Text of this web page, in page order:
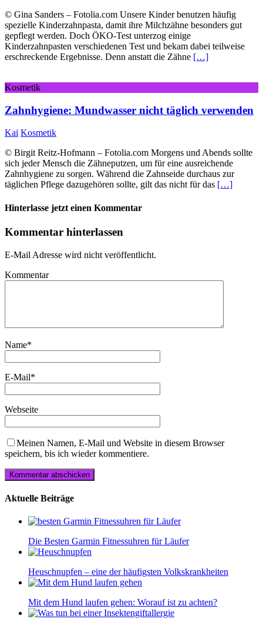
© Gina Sanders – Fotolia.com Unsere Kinder benutzen häufig
spezielle Kinderzahnpasta, damit ihre Milchzähne besonders gut
gepflegt werden. Doch ÖKO-Test unterzog einige
Kinderzahnpasten verschiedenen Test und bekam dabei teilweise
erschreckende Ergebnisse. Denn anstatt die Zähne […]
Kosmetik
Zahnhygiene: Mundwasser nicht täglich verwenden
Kai Kosmetik
© Birgit Reitz-Hofmann – Fotolia.com Morgens und Abends sollte
sich jeder Mensch die Zähneputzen, um für eine ausreichende
Zahnhygiene zu sorgen. Während die Zahnseide durchaus zur
täglichen Pflege dazugehören sollte, gilt das nicht für das […]
Hinterlasse jetzt einen Kommentar
Kommentar hinterlassen
E-Mail Adresse wird nicht veröffentlicht.
Kommentar
Name*
E-Mail*
Webseite
Meinen Namen, E-Mail und Website in diesem Browser
speichern, bis ich wieder kommentiere.
Aktuelle Beiträge
Die Besten Garmin Fitnessuhren für Läufer
Heuschnupfen – eine der häufigsten Volkskrankheiten
Mit dem Hund laufen gehen: Worauf ist zu achten?